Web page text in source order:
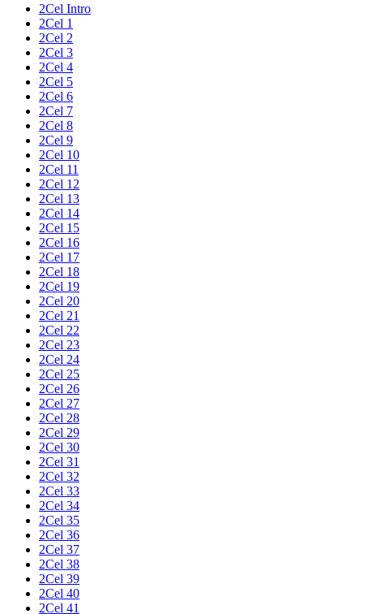
2Cel Intro
2Cel 1
2Cel 2
2Cel 3
2Cel 4
2Cel 5
2Cel 6
2Cel 7
2Cel 8
2Cel 9
2Cel 10
2Cel 11
2Cel 12
2Cel 13
2Cel 14
2Cel 15
2Cel 16
2Cel 17
2Cel 18
2Cel 19
2Cel 20
2Cel 21
2Cel 22
2Cel 23
2Cel 24
2Cel 25
2Cel 26
2Cel 27
2Cel 28
2Cel 29
2Cel 30
2Cel 31
2Cel 32
2Cel 33
2Cel 34
2Cel 35
2Cel 36
2Cel 37
2Cel 38
2Cel 39
2Cel 40
2Cel 41